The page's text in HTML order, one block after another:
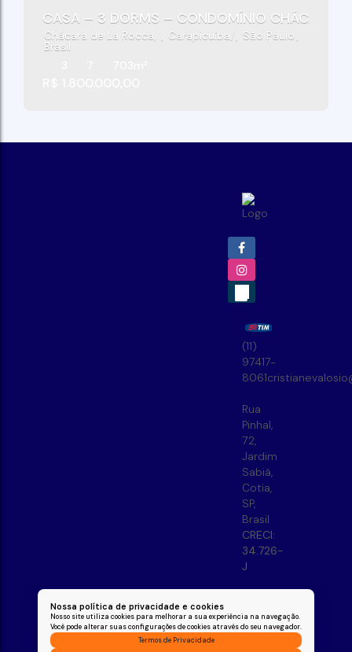
Nossa política de privacidade e cookies
Nosso site utiliza cookies para melhorar a sua experiência na navegação.
Você pode alterar suas configurações de cookies através do seu navegador.
Termos de Privacidade
CASA – 3 DORMS – CONDOMÍNIO CHÁCARA
Chácara de La Rocca Carapicuíba São Paulo
Brasil
(11)
97417-
8061
Rua
Pinhal,
72,
Jardim
Sabiá,
Cotia,
SP,
Brasil
CRECI:
34.726-
J